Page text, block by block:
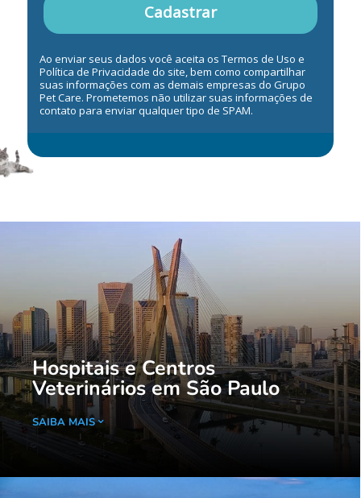
Cadastrar
Ao enviar seus dados você aceita os Termos de Uso e
Política de Privacidade do site, bem como compartilhar
suas informações com as demais empresas do Grupo
Pet Care. Prometemos não utilizar suas informações de
contato para enviar qualquer tipo de SPAM.
Hospitais e Centros
Veterinários em São Paulo
SAIBA MAIS